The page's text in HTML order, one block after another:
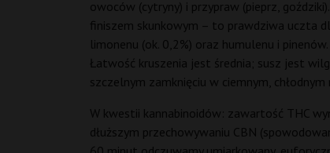
owoców (cytryny) i przypraw (pieprz,
finiszem skunkowym – to prawdziwa uczta
limonenu (ok. 0,2%) oraz humulenu i
Łatwość kruszenia jest średnia; susz jest
szczelnym zamknięciu w ciemnym,
W kwestii kannabinoidów: zawartość THC
dłuższym przechowywaniu CBN